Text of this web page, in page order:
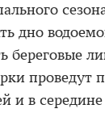
дно
береговые
проведут
и в середине